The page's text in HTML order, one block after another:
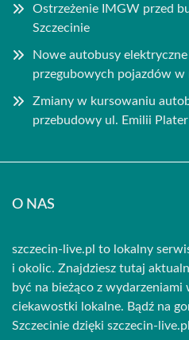
Ostrzeżenie IMGW przed
Szczecinie
Nowe autobusy
przegubowych pojazdów
Zmiany w kursowaniu
przebudowy ul. Emilii Plater
O NAS
szczecin-live.pl to lokalny
i okolic. Znajdziesz tutaj
być na bieżąco z wydarzeniami
ciekawostki lokalne. Bądź na
Szczecinie dzięki szczecin-